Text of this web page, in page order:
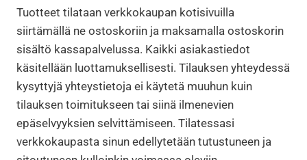
Tuotteet tilataan verkkokaupan kotisivuilla
siirtämällä ne ostoskoriin ja maksamalla ostoskorin
sisältö kassapalvelussa. Kaikki asiakastiedot
käsitellään luottamuksellisesti. Tilauksen yhteydessä
kysyttyjä yhteystietoja ei käytetä muuhun kuin
tilauksen toimitukseen tai siinä ilmenevien
epäselvyyksien selvittämiseen. Tilatessasi
verkkokaupasta sinun edellytetään tutustuneen ja